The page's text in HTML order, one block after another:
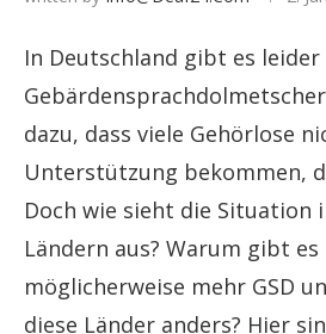
In Deutschland gibt es leider
dazu, dass viele Gehörlose
Unterstützung bekommen,
Doch wie sieht die Situation
Ländern aus? Warum gibt
möglicherweise mehr GSD
diese Länder anders? Hier